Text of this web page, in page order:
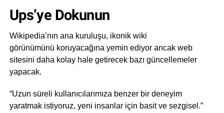
Ups’ye Dokunun
Wikipedia’nın ana kuruluşu, ikonik wiki
görünümünü koruyacağına yemin ediyor ancak web
sitesini daha kolay hale getirecek bazı güncellemeler
yapacak.
“Uzun süreli kullanıcılarımıza benzer bir deneyim
yaratmak istiyoruz, yeni insanlar için basit ve sezgisel.”